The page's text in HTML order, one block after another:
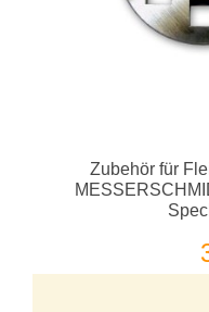
Zubehör für